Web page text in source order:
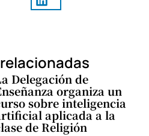
Delegación de
organiza un
sobre inteligencia
aplicada a la
de Religión